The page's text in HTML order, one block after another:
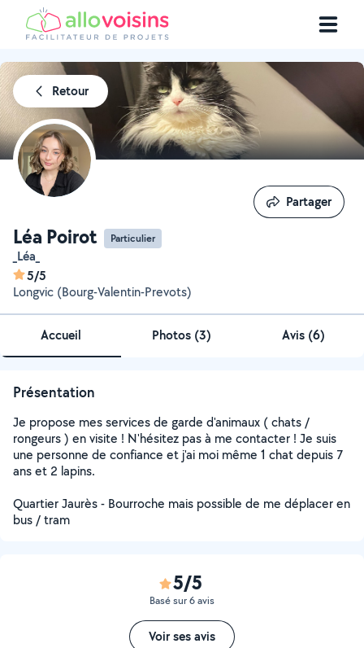
Retour
Léa Poirot Particulier
_Léa_
5/5
Longvic (Bourg-Valentin-Prevots)
Partager
Partager
Accueil Photos (3) Avis (6)
Présentation
Je propose mes services de garde d'animaux ( chats /
rongeurs ) en visite ! N'hésitez pas à me contacter ! Je suis
une personne de confiance et j'ai moi même 1 chat depuis 7
ans et 2 lapins.
Quartier Jaurès - Bourroche mais possible de me déplacer en
bus / tram
5/5
Basé sur 6 avis
Voir ses avis